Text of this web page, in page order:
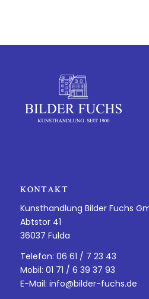
KONTAKT
Kunsthandlung Bilder Fuchs
Abtstor 41
36037 Fulda
Telefon: 06 61 / 7 23 43
Mobil: 01 71 / 6 39 37 93
E-Mail: info@bilder-fuchs.de